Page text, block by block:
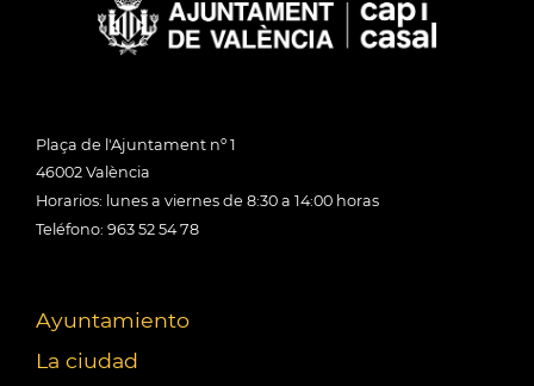
Plaça de l'Ajuntament nº 1
46002 València
Horarios: lunes a viernes de 8:30 a 14:00 horas
Teléfono: 963 52 54 78
Ayuntamiento
La ciudad